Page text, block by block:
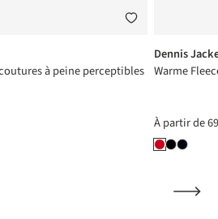
à peine perceptibles
Dennis
Warme
À partir de